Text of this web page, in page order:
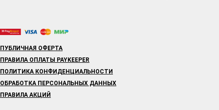
ПУБЛИЧНАЯ ОФЕРТА
ПРАВИЛА ОПЛАТЫ PAYKEEPER
ПОЛИТИКА КОНФИДЕНЦИАЛЬНОСТИ
ОБРАБОТКА ПЕРСОНАЛЬНЫХ ДАННЫХ
ПРАВИЛА АКЦИЙ